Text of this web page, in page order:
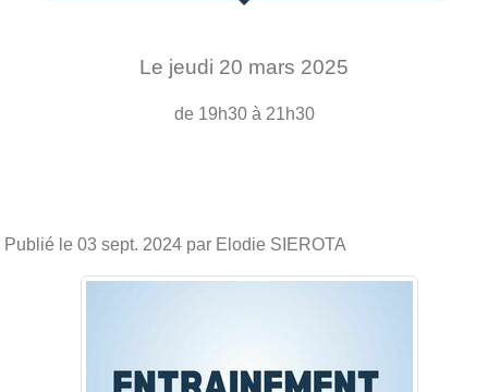
Le jeudi 20 mars 2025
de 19h30 à 21h30
Publié le 03 sept. 2024 par Elodie SIEROTA